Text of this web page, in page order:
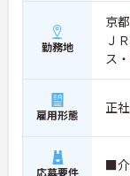
勤務地
京
Ｊ
ス
雇用形態 正
応募要件 ■介